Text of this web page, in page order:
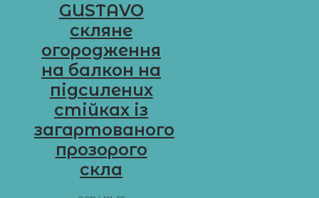
GUSTAVO
скляне
огородження
на балкон на
підсилених
стійках із
загартованого
прозорого
скла